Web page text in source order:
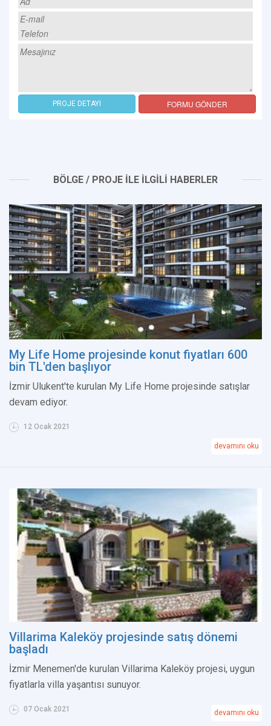
PROJE DETAYI FORMU GÖNDER
BÖLGE / PROJE İLE İLGİLİ HABERLER
My Life Home projesinde konut fiyatları 600
bin TL'den başlıyor
İzmir Ulukent'te kurulan My Life Home projesinde satışlar
devam ediyor.
12 Ocak 2021
devamını oku
Villarima Kaleköy projesinde satış dönemi
başladı
İzmir Menemen'de kurulan Villarima Kaleköy projesi, uygun
fiyatlarla villa yaşantısı sunuyor.
07 Ocak 2021 devamını oku